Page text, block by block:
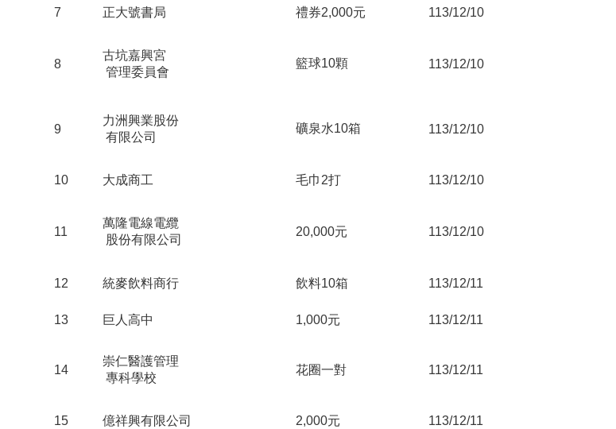
7 正大號書局 禮券2,000元 113/12/10
8
古坑嘉興宮
管理委員會
籃球10顆 113/12/10
9
力洲興業股份
有限公司
礦泉水10箱 113/12/10
10 大成商工 毛巾2打 113/12/10
11
萬隆電線電纜
股份有限公司
20,000元 113/12/10
12 統麥飲料商行 飲料10箱 113/12/11
13 巨人高中 1,000元 113/12/11
14
崇仁醫護管理
專科學校
花圈一對 113/12/11
15 億祥興有限公司 2,000元 113/12/11